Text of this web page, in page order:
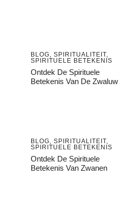
BLOG, SPIRITUALITEIT,
SPIRITUELE BETEKENIS
Ontdek De Spirituele
Betekenis Van De Zwaluw
BLOG, SPIRITUALITEIT,
SPIRITUELE BETEKENIS
Ontdek De Spirituele
Betekenis Van Zwanen